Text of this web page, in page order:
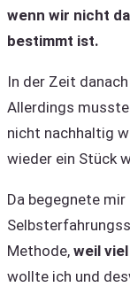
wenn wir nicht
bestimmt ist.
In der Zeit
Allerdings
nicht nachhaltig
wieder ein Stück
Da begegnete
Methode, weil
wollte ich und